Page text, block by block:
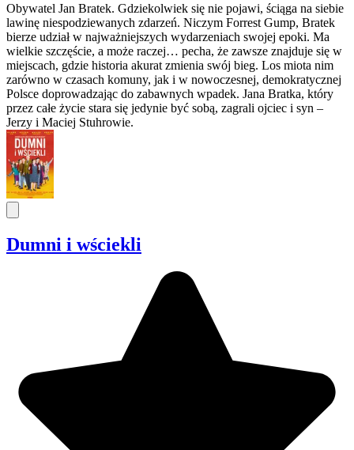
Obywatel Jan Bratek. Gdziekolwiek się nie pojawi, ściąga na siebie
lawinę niespodziewanych zdarzeń. Niczym Forrest Gump, Bratek
bierze udział w najważniejszych wydarzeniach swojej epoki. Ma
wielkie szczęście, a może raczej… pecha, że zawsze znajduje się w
miejscach, gdzie historia akurat zmienia swój bieg. Los miota nim
zarówno w czasach komuny, jak i w nowoczesnej, demokratycznej
Polsce doprowadzając do zabawnych wpadek. Jana Bratka, który
przez całe życie stara się jedynie być sobą, zagrali ojciec i syn –
Jerzy i Maciej Stuhrowie.
Dumni i wściekli